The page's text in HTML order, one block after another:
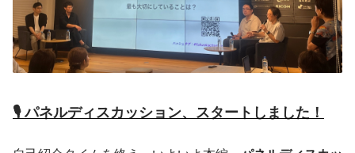
🎙 パネルディスカッション、スタートしました！